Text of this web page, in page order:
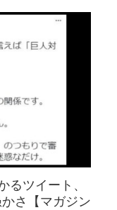
るツイート、
さ【マガジン